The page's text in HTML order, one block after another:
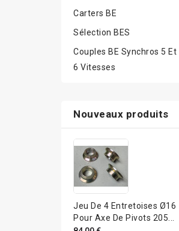
Carters BE
Sélection BES
Couples BE Synchros 5 Et
6 Vitesses
Nouveaux produits
Jeu De 4 Entretoises Ø16
Pour Axe De Pivots 205...